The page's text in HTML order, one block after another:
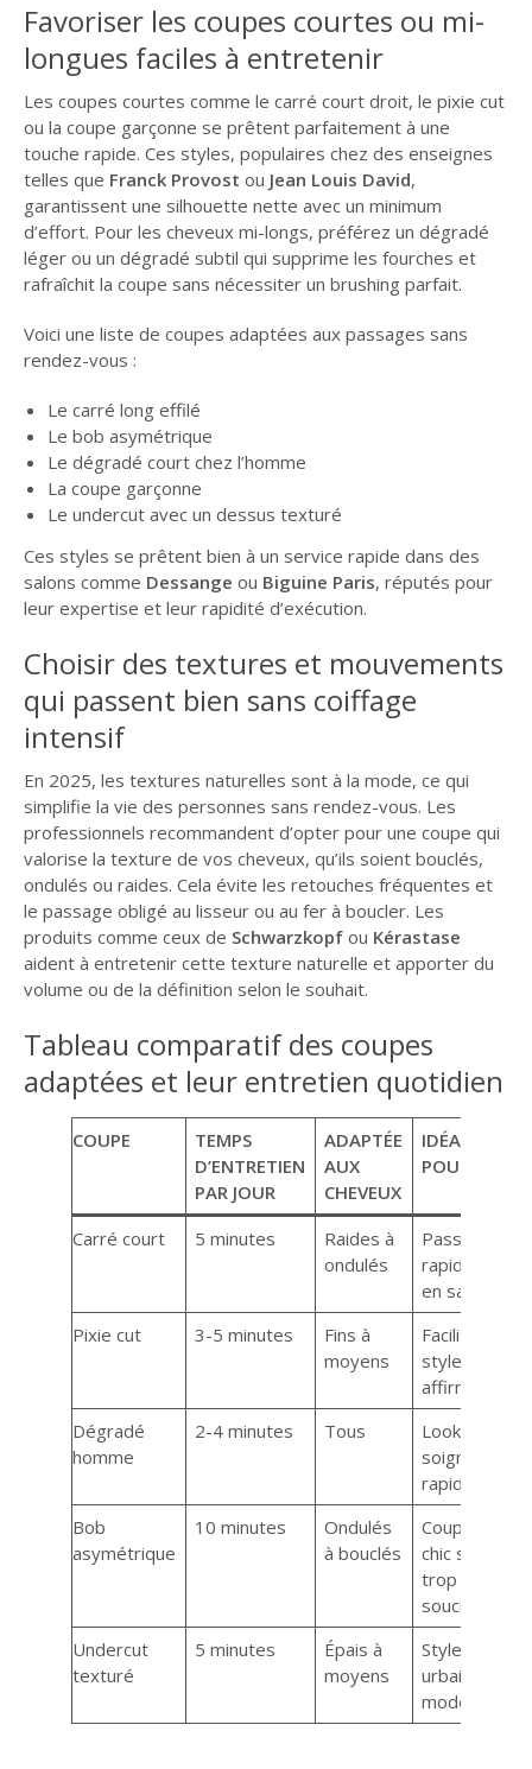
Favoriser les coupes courtes ou mi-
longues faciles à entretenir
Les coupes courtes comme le carré court droit, le pixie cut
ou la coupe garçonne se prêtent parfaitement à une
touche rapide. Ces styles, populaires chez des enseignes
telles que Franck Provost ou Jean Louis David,
garantissent une silhouette nette avec un minimum
d’effort. Pour les cheveux mi-longs, préférez un dégradé
léger ou un dégradé subtil qui supprime les fourches et
rafraîchit la coupe sans nécessiter un brushing parfait.
Voici une liste de coupes adaptées aux passages sans
rendez-vous :
Le carré long effilé
Le bob asymétrique
Le dégradé court chez l’homme
La coupe garçonne
Le undercut avec un dessus texturé
Ces styles se prêtent bien à un service rapide dans des
salons comme Dessange ou Biguine Paris, réputés pour
leur expertise et leur rapidité d’exécution.
Choisir des textures et mouvements
qui passent bien sans coiffage
intensif
En 2025, les textures naturelles sont à la mode, ce qui
simplifie la vie des personnes sans rendez-vous. Les
professionnels recommandent d’opter pour une coupe qui
valorise la texture de vos cheveux, qu’ils soient bouclés,
ondulés ou raides. Cela évite les retouches fréquentes et
le passage obligé au lisseur ou au fer à boucler. Les
produits comme ceux de Schwarzkopfou Kérastase
aident à entretenir cette texture naturelle et apporter du
volume ou de la définition selon le souhait.
Tableau comparatif des coupes
adaptées et leur entretien quotidien
COUPE
TEMPS
D’ENTRETIEN
PAR JOUR
ADAPTÉE
AUX
CHEVEUX
IDÉALE
POUR
Carré court 5 minutes
Raides à
ondulés
Passages
rapides
en salon
Pixie cut
3-5 minutes
Fins à
moyens
Facilité et
style
affirmé
Dégradé
homme
2-4 minutes Tous
Look
soigné
rapide
Bob
asymétrique
10 minutes
Ondulés
à bouclés
Coupe
chic sans
trop de
souci
Undercut
texturé
5 minutes
Épais à
moyens
Style
urbain et
moderne